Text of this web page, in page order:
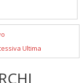
Ultima